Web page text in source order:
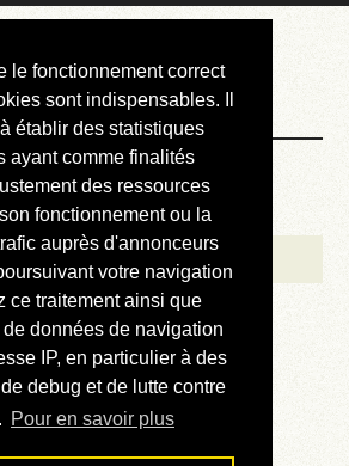
le fonctionnement correct
sont indispensables. Il
établir des statistiques
ayant comme finalités
des ressources
fonctionnement ou la
auprès d'annonceurs
votre navigation
ce traitement ainsi que
de données de navigation
IP, en particulier à des
debug et de lutte contre
Pour en savoir plus
LE »